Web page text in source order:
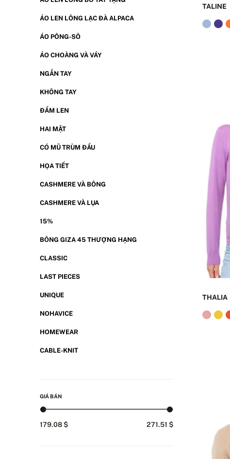
ÁO LEN LÔNG LẠC ĐÀ ALPACA
ÁO PÔNG-SÔ
ÁO CHOÀNG VÀ VÁY
NGẮN TAY
KHÔNG TAY
ĐẦM LEN
HAI MẶT
CÓ MŨ TRÙM ĐẦU
HỌA TIẾT
CASHMERE VÀ BÔNG
CASHMERE VÀ LỤA
15%
BÔNG GIZA 45 THƯỢNG HẠNG
CLASSIC
LAST PIECES
UNIQUE
NOHAVICE
HOMEWEAR
CABLE-KNIT
GIÁ BÁN
179.08 $ 271.51 $
TALINE
THALIA